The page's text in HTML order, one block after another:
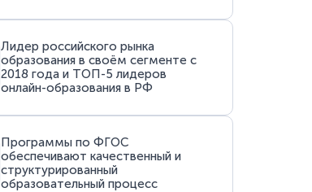
Лидер российского рынка
образования в своём сегменте с
2018 года и ТОП-5 лидеров
онлайн-образования в РФ
Программы по ФГОС
обеспечивают качественный и
структурированный
образовательный процесс